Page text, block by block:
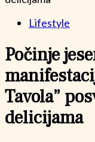
Lifestyle
Počinje
Tavola”
delicijama